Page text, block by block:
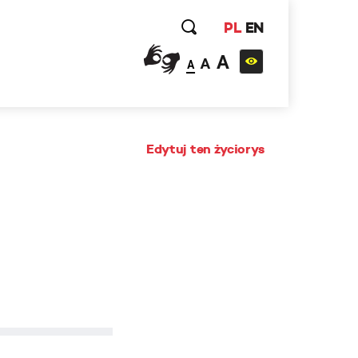
PL EN
A A A
Edytuj ten życiorys